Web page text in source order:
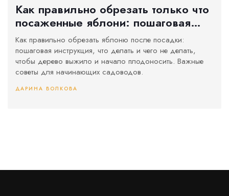
Как правильно обрезать только что
посаженные яблони: пошаговая
инструкция для начинающих
Как правильно обрезать яблоню после посадки:
пошаговая инструкция, что делать и чего не делать,
чтобы дерево выжило и начало плодоносить. Важные
советы для начинающих садоводов.
ДАРИНА ВОЛКОВА